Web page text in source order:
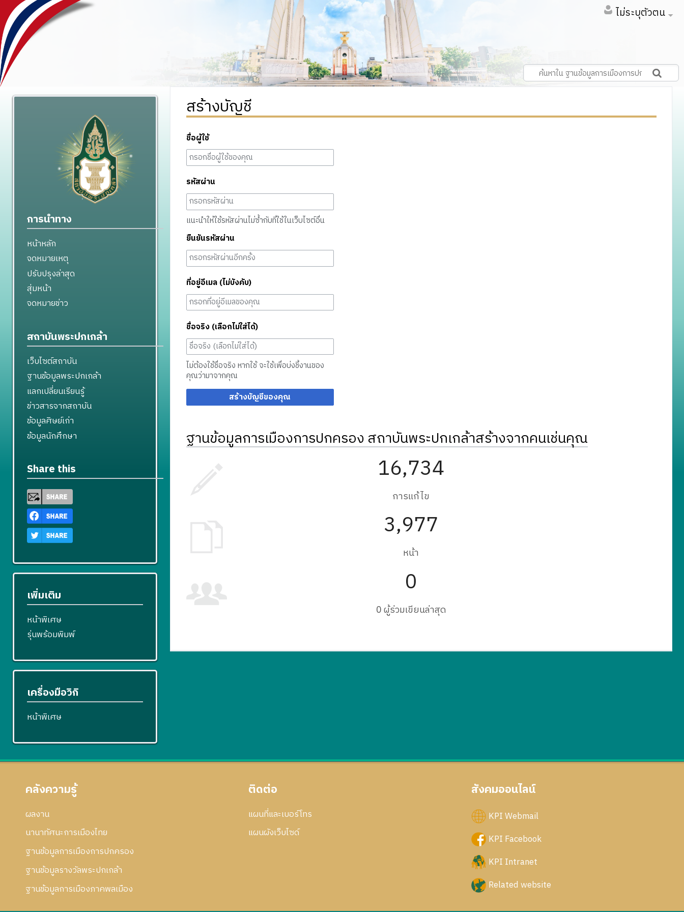
ไม่ระบุตัวตน
สร้างบัญชี
ชื่อผู้ใช้
รหัสผ่าน
แนะนำให้ใช้รหัสผ่านไม่ซ้ำกับที่ใช้ในเว็บไซต์อื่น
ยืนยันรหัสผ่าน
ที่อยู่อีเมล (ไม่บังคับ)
ชื่อจริง (เลือกไม่ใส่ได้)
ไม่ต้องใช้ชื่อจริง หากใช้ จะใช้เพื่อบ่งชี้งานของ
คุณว่ามาจากคุณ
สร้างบัญชีของคุณ
ฐานข้อมูลการเมืองการปกครอง สถาบันพระปกเกล้าสร้างจากคนเช่นคุณ
16,734
การแก้ไข
3,977
หน้า
0
0 ผู้ร่วมเขียนล่าสุด
การนำทาง
หน้าหลัก
จดหมายเหตุ
ปรับปรุงล่าสุด
สุ่มหน้า
จดหมายข่าว
สถาบันพระปกเกล้า
เว็บไซต์สถาบัน
ฐานข้อมูลพระปกเกล้า
แลกเปลี่ยนเรียนรู้
ข่าวสารจากสถาบัน
ข้อมูลศิษย์เก่า
ข้อมูลนักศึกษา
Share this
เพิ่มเติม
หน้าพิเศษ
รุ่นพร้อมพิมพ์
เครื่องมือวิกิ
หน้าพิเศษ
คลังความรู้
ผลงาน
นานาทัศนะการเมืองไทย
ฐานข้อมูลการเมืองการปกครอง
ฐานข้อมูลรางวัลพระปกเกล้า
ฐานข้อมูลการเมืองภาคพลเมือง
ติดต่อ
แผนที่และเบอร์โทร
แผนผังเว็บไซด์
สังคมออนไลน์
KPI Webmail
KPI Facebook
KPI Intranet
Related website